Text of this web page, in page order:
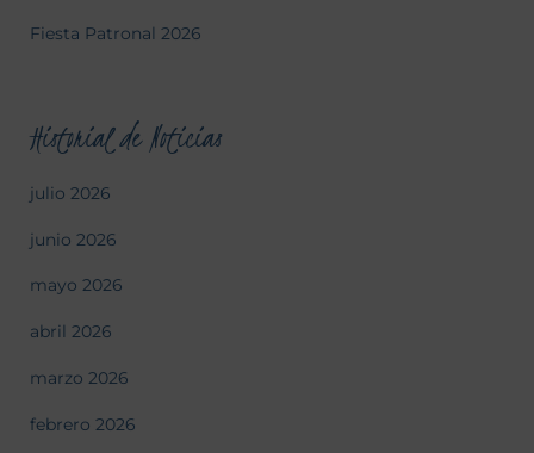
Fiesta Patronal 2026
Historial de Noticias
julio 2026
junio 2026
mayo 2026
abril 2026
marzo 2026
febrero 2026